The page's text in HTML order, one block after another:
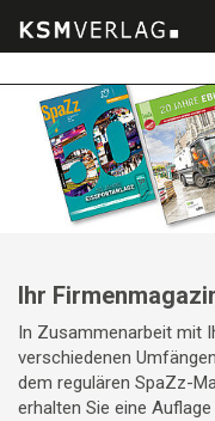
Inhalt
springen
Ihr
In Zusammenarbeit mit
verschiedenen
dem regulären SpaZz-
erhalten Sie eine